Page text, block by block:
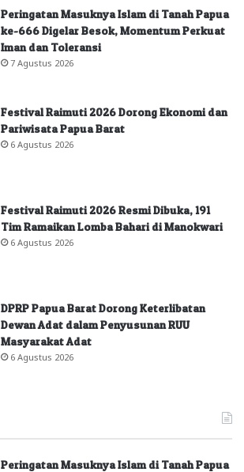
Peringatan Masuknya Islam di Tanah Papua
ke-666 Digelar Besok, Momentum Perkuat
Iman dan Toleransi
7 Agustus 2026
Festival Raimuti 2026 Dorong Ekonomi dan
Pariwisata Papua Barat
6 Agustus 2026
Festival Raimuti 2026 Resmi Dibuka, 191
Tim Ramaikan Lomba Bahari di Manokwari
6 Agustus 2026
DPRP Papua Barat Dorong Keterlibatan
Dewan Adat dalam Penyusunan RUU
Masyarakat Adat
6 Agustus 2026
Peringatan Masuknya Islam di Tanah Papua